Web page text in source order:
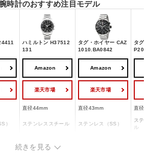
時計のおすすめ注目モデル
ハミルトン H37512
131
タグ・ホイヤー CAZ
1010.BA0842
タグ・
Amazon
楽天市場
Amazon
楽天市場
直径44mm 直径43mm 直径
） ステンレススチール ステンレス（SS）
ステ
ル
日付表示/クロノグラ
続きを見る